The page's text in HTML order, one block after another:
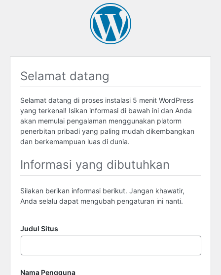
Selamat datang
Selamat datang di proses instalasi 5 menit WordPress
yang terkenal! Isikan informasi di bawah ini dan Anda
akan memulai pengalaman menggunakan platorm
penerbitan pribadi yang paling mudah dikembangkan
dan berkemampuan luas di dunia.
Informasi yang dibutuhkan
Silakan berikan informasi berikut. Jangan khawatir,
Anda selalu dapat mengubah pengaturan ini nanti.
Judul Situs
Nama Pengguna